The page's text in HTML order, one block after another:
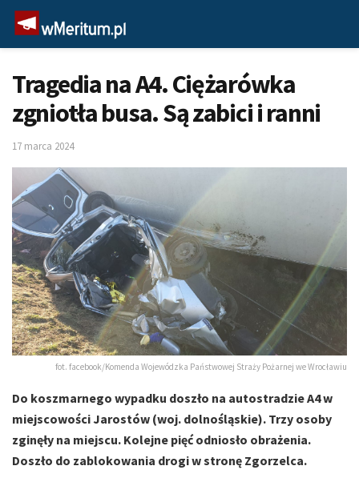
Tragedia na A4. Ciężarówka
zgniotła busa. Są zabici i ranni
17 marca 2024
fot. facebook/Komenda Wojewódzka Państwowej Straży Pożarnej we Wrocławiu
Do koszmarnego wypadku doszło na autostradzie A4 w
miejscowości Jarostów (woj. dolnośląskie). Trzy osoby
zginęły na miejscu. Kolejne pięć odniosło obrażenia.
Doszło do zablokowania drogi w stronę Zgorzelca.